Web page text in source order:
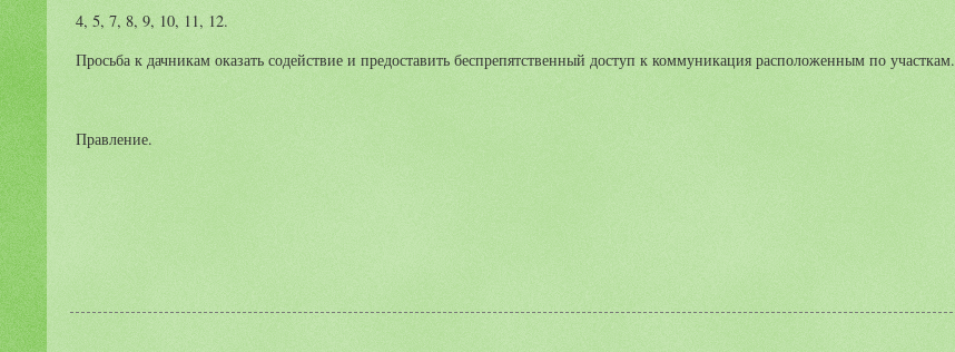
4, 5, 7, 8, 9, 10, 11, 12.
Просьба к дачникам оказать содействие и предоставить беспрепятственный доступ к коммуникация расположенным по участкам.
Правление.